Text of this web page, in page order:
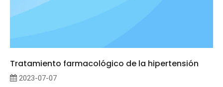
Tratamiento farmacológico de la hipertensión
2023-07-07